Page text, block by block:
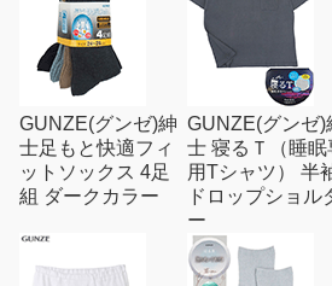
GUNZE(グンゼ)紳
士足もと快適フィ
ットソックス 4足
組 ダークカラー
GUNZE(グンゼ)
士 寝るＴ（睡眠
用Tシャツ） 半
ドロップショル
ー